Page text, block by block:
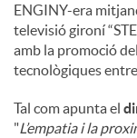
ENGINY-era
televisió gironí
amb la promoció
tecnològiques
Tal com apunta el
"L’empatia i la